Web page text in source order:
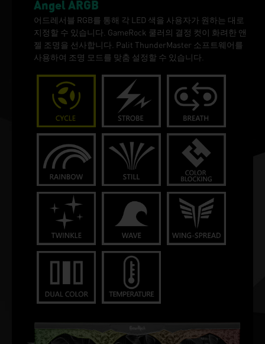
Angel ARGB
어드레서블 RGB를 통해 각 LED 색을 사용자가 원하는 대로
지정할 수 있습니다. GameRock 쿨러의 결정 컷이 화려한 앤
젤 조명을 선사합니다. Palit ThunderMaster 소프트웨어를
사용하여 조명 모드를 맞춤 설정할 수 있습니다.